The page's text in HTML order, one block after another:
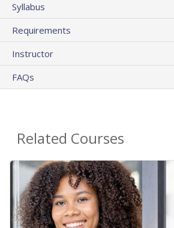
Syllabus
Requirements
Instructor
FAQs
Related Courses